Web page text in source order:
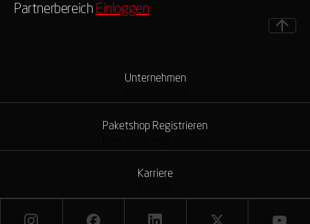
Partnerbereich Einloggen
Unternehmen
Paketshop Registrieren
Karriere